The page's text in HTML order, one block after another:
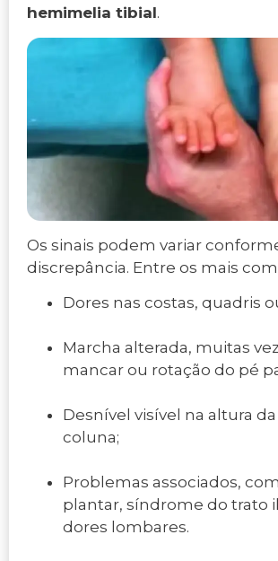
hemimelia tibial.
Os sinais podem variar
discrepância. Entre os mais
Dores nas costas, quadris
Marcha alterada, muitas
mancar ou rotação do pé
Desnível visível na altura
coluna;
Problemas associados,
plantar, síndrome do trato
dores lombares.